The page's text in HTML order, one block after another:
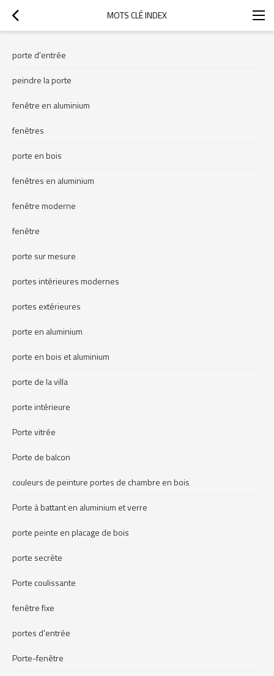
MOTS CLÉ INDEX
porte d'entrée
peindre la porte
fenêtre en aluminium
fenêtres
porte en bois
fenêtres en aluminium
fenêtre moderne
fenêtre
porte sur mesure
portes intérieures modernes
portes extérieures
porte en aluminium
porte en bois et aluminium
porte de la villa
porte intérieure
Porte vitrée
Porte de balcon
couleurs de peinture portes de chambre en bois
Porte à battant en aluminium et verre
porte peinte en placage de bois
porte secrète
Porte coulissante
fenêtre fixe
portes d'entrée
Porte-fenêtre